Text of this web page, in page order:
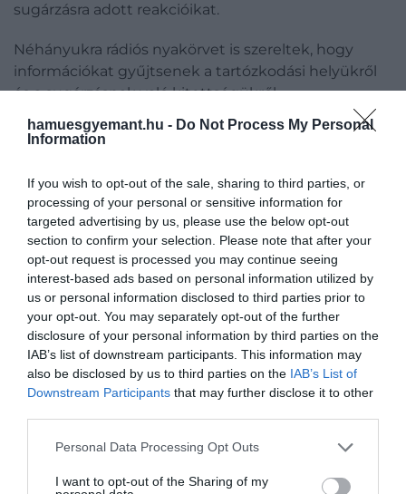
hamuesgyemant.hu - Do Not Process My Personal
Information
If you wish to opt-out of the sale, sharing to third parties, or
processing of your personal or sensitive information for
targeted advertising by us, please use the below opt-out
section to confirm your selection. Please note that after your
opt-out request is processed you may continue seeing
interest-based ads based on personal information utilized by
us or personal information disclosed to third parties prior to
your opt-out. You may separately opt-out of the further
disclosure of your personal information by third parties on the
IAB’s list of downstream participants. This information may
also be disclosed by us to third parties on the IAB’s List of
Downstream Participants that may further disclose it to other
Please note that this website/app uses one or more Google
not limited to your visit or usage behaviour. You may click to
Personal Data Processing Opt Outs
I want to opt-out of the Sharing of my
sugárzásra adott reakcióikat.
Néhányukra rádiós nyakörvet is szereltek, hogy
információkat gyűjtsenek a tartózkodási helyükről
és a sugárzásnak való kitettségükről.
Fotó:Vladyslav Cherkasenko/Unsplash